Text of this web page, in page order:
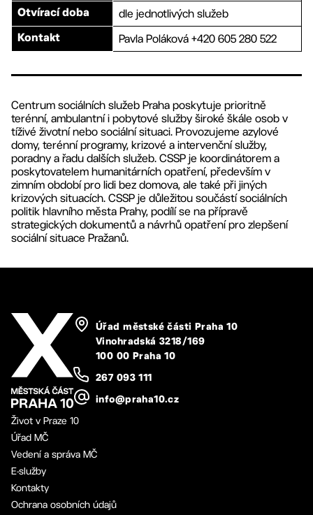
Otvírací doba dle jednotlivých služeb
Kontakt Pavla Poláková +420 605 280 522
Centrum sociálních služeb Praha poskytuje prioritně
terénní, ambulantní i pobytové služby široké škále osob v
tíživé životní nebo sociální situaci. Provozujeme azylové
domy, terénní programy, krizové a intervenční služby,
poradny a řadu dalších služeb. CSSP je koordinátorem a
poskytovatelem humanitárních opatření, především v
zimním období pro lidi bez domova, ale také při jiných
krizových situacích. CSSP je důležitou součástí sociálních
politik hlavního města Prahy, podílí se na přípravě
strategických dokumentů a návrhů opatření pro zlepšení
sociální situace Pražanů. ​
Úřad městské části Praha 10
Vinohradská 3218/169
100 00 Praha 10
267 093 111
info@praha10.cz
Život v Praze 10
Úřad MČ
Vedení a správa MČ
E-služby
Kontakty
Ochrana osobních údajů